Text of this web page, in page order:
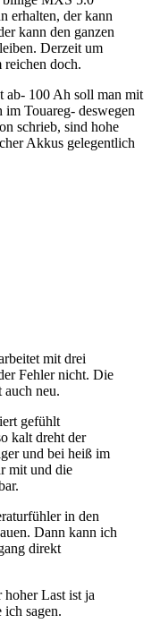
erhalten, der kann
kann den ganzen
Derzeit um
reichen doch.
ab- 100 Ah soll man mit
im Touareg- deswegen
schrieb, sind hohe
Akkus gelegentlich
mit drei
Fehler nicht. Die
auch neu.
gefühlt
kalt dreht der
und bei heiß im
mit und die
in den
Dann kann ich
direkt
hoher Last ist ja
sagen.